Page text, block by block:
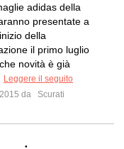
adidas della
presentate a
della
il primo luglio
novità è già
Leggere il seguito
da
Scurati